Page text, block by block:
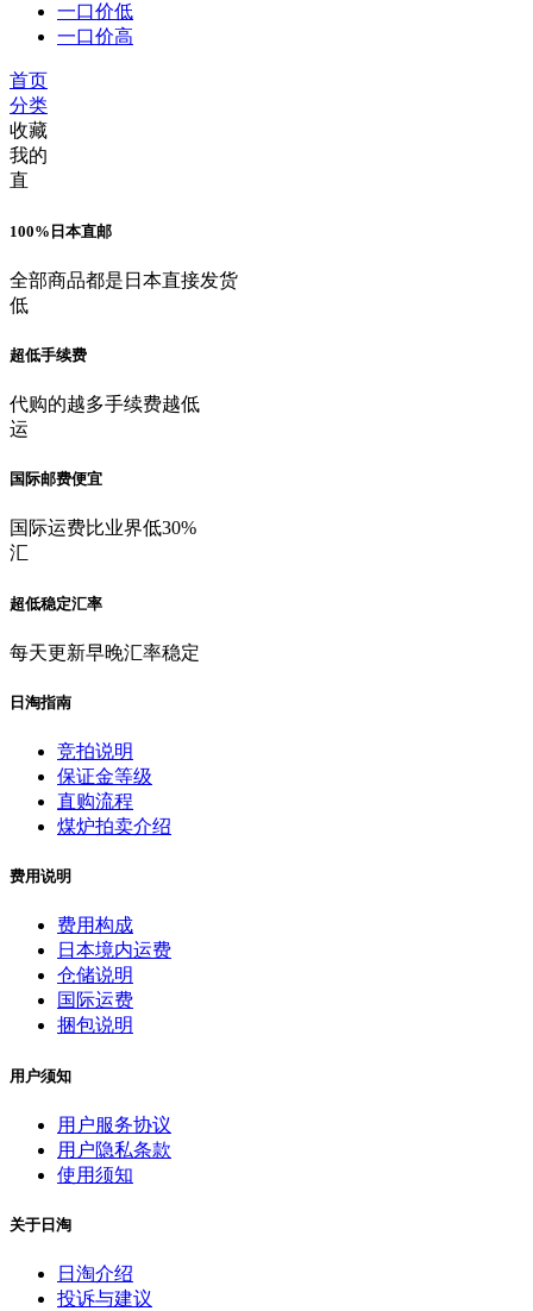
一口价低
一口价高
首页
分类
收藏
我的
直
100%日本直邮
全部商品都是日本直接发货
低
超低手续费
代购的越多手续费越低
运
国际邮费便宜
国际运费比业界低30%
汇
超低稳定汇率
每天更新早晚汇率稳定
日淘指南
竞拍说明
保证金等级
直购流程
煤炉拍卖介绍
费用说明
费用构成
日本境内运费
仓储说明
国际运费
捆包说明
用户须知
用户服务协议
用户隐私条款
使用须知
关于日淘
日淘介绍
投诉与建议